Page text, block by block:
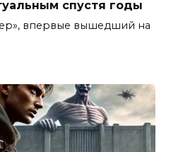
спустя годы
впервые вышедший на